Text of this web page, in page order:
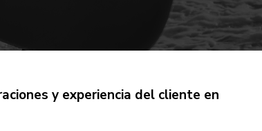
y experiencia del cliente en